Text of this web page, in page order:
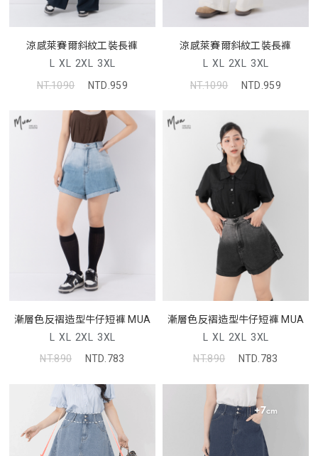
涼感萊賽爾斜紋工裝長褲
L XL 2XL 3XL
NT.1090
NTD.959
涼感萊賽爾斜紋工裝長褲
L XL 2XL 3XL
NT.1090
NTD.959
漸層色反褶造型牛仔短褲 MUA
L XL 2XL 3XL
NT.890
NTD.783
漸層色反褶造型牛仔短褲 MUA
L XL 2XL 3XL
NT.890
NTD.783